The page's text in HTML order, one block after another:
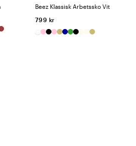
Beez Klassisk Arbetssko Vit
799 kr